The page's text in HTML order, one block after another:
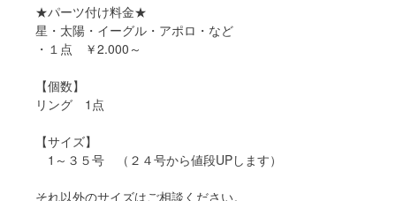
★パーツ付け料金★
星・太陽・イーグル・アポロ・など
・１点 ￥2.000～
【個数】
リング 1点
【サイズ】
1～３５号 （２４号から値段UPします）
それ以外のサイズはご相談ください。